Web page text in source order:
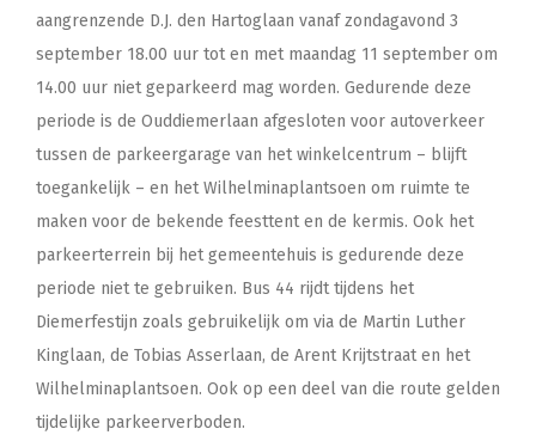
aangrenzende D.J. den Hartoglaan vanaf zondagavond 3
september 18.00 uur tot en met maandag 11 september om
14.00 uur niet geparkeerd mag worden. Gedurende deze
periode is de Ouddiemerlaan afgesloten voor autoverkeer
tussen de parkeergarage van het winkelcentrum – blijft
toegankelijk – en het Wilhelminaplantsoen om ruimte te
maken voor de bekende feesttent en de kermis. Ook het
parkeerterrein bij het gemeentehuis is gedurende deze
periode niet te gebruiken. Bus 44 rijdt tijdens het
Diemerfestijn zoals gebruikelijk om via de Martin Luther
Kinglaan, de Tobias Asserlaan, de Arent Krijtstraat en het
Wilhelminaplantsoen. Ook op een deel van die route gelden
tijdelijke parkeerverboden.